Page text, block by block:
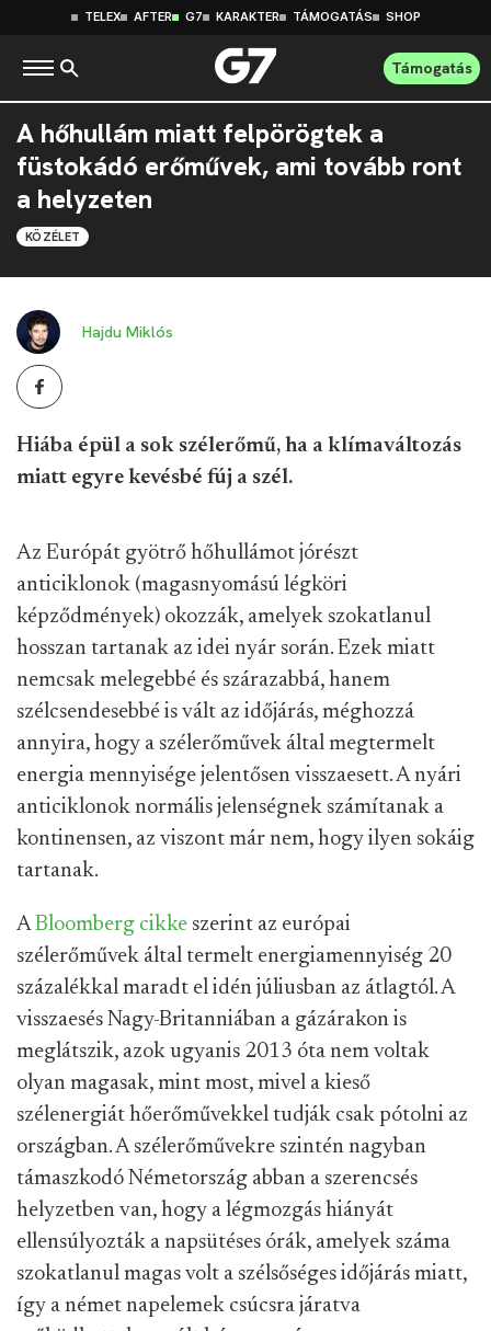
TELEX AFTER G7 KARAKTER TÁMOGATÁS SHOP
Támogatás
A hőhullám miatt felpörögtek a
füstokádó erőművek, ami tovább ront
a helyzeten
KÖZÉLET
Hajdu Miklós
Hiába épül a sok szélerőmű, ha a klímaváltozás
miatt egyre kevésbé fúj a szél.
Az Európát gyötrő hőhullámot jórészt
anticiklonok (magasnyomású légköri
képződmények) okozzák, amelyek szokatlanul
hosszan tartanak az idei nyár során. Ezek miatt
nemcsak melegebbé és szárazabbá, hanem
szélcsendesebbé is vált az időjárás, méghozzá
annyira, hogy a szélerőművek által megtermelt
energia mennyisége jelentősen visszaesett. A nyári
anticiklonok normális jelenségnek számítanak a
kontinensen, az viszont már nem, hogy ilyen sokáig
tartanak.
ABloomberg cikke szerint az európai
szélerőművek által termelt energiamennyiség 20
százalékkal maradt el idén júliusban az átlagtól. A
visszaesés Nagy-Britanniában a gázárakon is
meglátszik, azok ugyanis 2013 óta nem voltak
olyan magasak, mint most, mivel a kieső
szélenergiát hőerőművekkel tudják csak pótolni az
országban. A szélerőművekre szintén nagyban
támaszkodó Németország abban a szerencsés
helyzetben van, hogy a légmozgás hiányát
ellensúlyozták a napsütéses órák, amelyek száma
szokatlanul magas volt a szélsőséges időjárás miatt,
így a német napelemek csúcsra járatva